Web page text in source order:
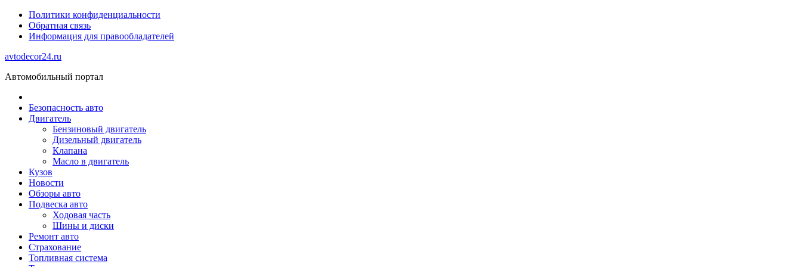
Политики конфиденциальности
Обратная связь
Информация для правообладателей
avtodecor24.ru
Автомобильный портал
Безопасность авто
Двигатель
Бензиновый двигатель
Дизельный двигатель
Клапана
Масло в двигатель
Кузов
Новости
Обзоры авто
Подвеска авто
Ходовая часть
Шины и диски
Ремонт авто
Страхование
Топливная система